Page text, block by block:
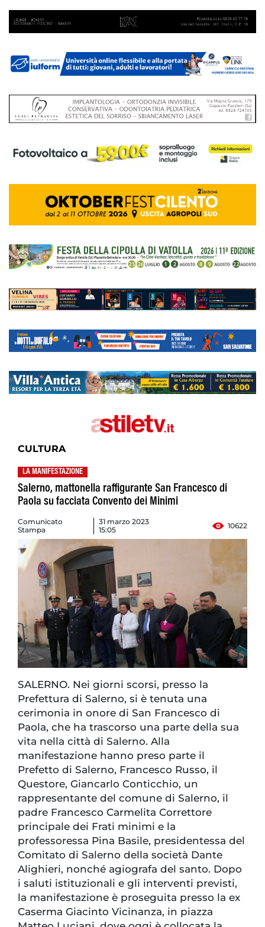
CULTURA
LA MANIFESTAZIONE
Salerno, mattonella raffigurante San Francesco di
Paola su facciata Convento dei Minimi
Comunicato
Stampa
31 marzo 2023
15:05
10622
SALERNO. Nei giorni scorsi, presso la
Prefettura di Salerno, si è tenuta una
cerimonia in onore di San Francesco di
Paola, che ha trascorso una parte della sua
vita nella città di Salerno. Alla
manifestazione hanno preso parte il
Prefetto di Salerno, Francesco Russo, il
Questore, Giancarlo Conticchio, un
rappresentante del comune di Salerno, il
padre Francesco Carmelita Correttore
principale dei Frati minimi e la
professoressa Pina Basile, presidentessa del
Comitato di Salerno della società Dante
Alighieri, nonché agiografa del santo. Dopo
i saluti istituzionali e gli interventi previsti,
la manifestazione è proseguita presso la ex
Caserma Giacinto Vicinanza, in piazza